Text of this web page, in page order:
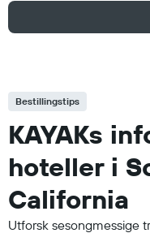
Bestillingstips
KAYAKs
hoteller i
California
Utforsk sesongmessige